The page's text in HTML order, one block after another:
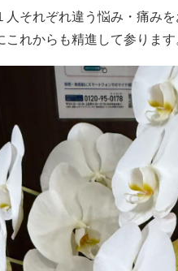
人それぞれ違う悩み・痛み
これからも精進して参りま